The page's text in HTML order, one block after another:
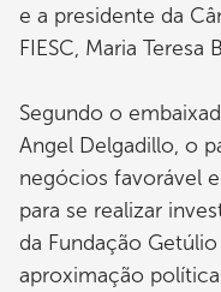
e a presidente da
FIESC, Maria Teresa
Segundo o
Angel Delgadillo, o
negócios favorável
para se realizar
da Fundação
aproximação